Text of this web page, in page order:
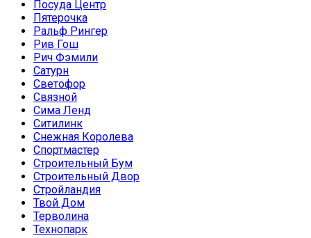
Посуда Центр
Пятерочка
Ральф Рингер
Рив Гош
Рич Фэмили
Сатурн
Светофор
Связной
Сима Ленд
Ситилинк
Снежная Королева
Спортмастер
Строительный Бум
Строительный Двор
Стройландия
Твой Дом
Терволина
Технопарк